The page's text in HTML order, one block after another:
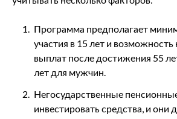
Программа предполагает
участия в 15 лет и возможность
выплат после достижения 55
лет для мужчин.
Негосударственные
инвестировать средства, и они